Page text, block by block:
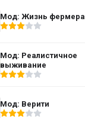
Мод: Жизнь фермера
Мод: Реалистичное
выживание
Мод: Верити